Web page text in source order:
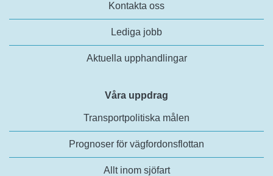
Kontakta oss
Lediga jobb
Aktuella upphandlingar
Våra uppdrag
Transportpolitiska målen
Prognoser för vägfordonsflottan
Allt inom sjöfart